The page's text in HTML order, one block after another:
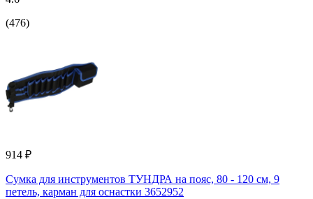
(476)
914 ₽
Сумка для инструментов ТУНДРА на пояс, 80 - 120 см, 9
петель, карман для оснастки 3652952